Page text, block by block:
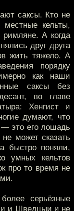
саксы. Кто не
кельты,
римляне. А когда
друг друга
жить тяжело. А
порядку
как наши
саксы без
во главе
Хенгист и
думают, что
это его лошадь
может сказать
быстро поняли,
умных кельтов
про то время не
серьёзные
и Шведцыи и не